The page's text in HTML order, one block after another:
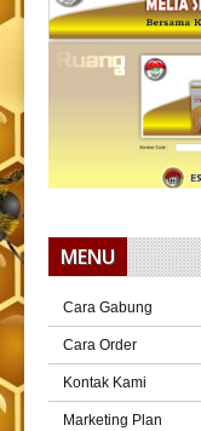
MENU
Cara Gabung
Cara Order
Kontak Kami
Marketing Plan